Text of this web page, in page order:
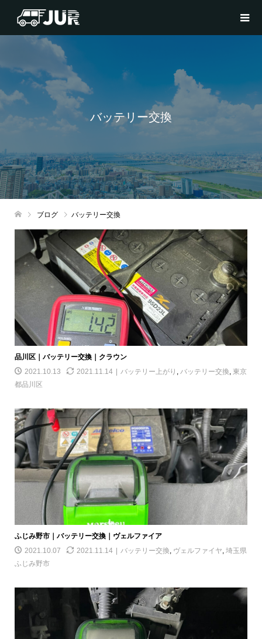
バッテリー交換
ブログ バッテリー交換
品川区｜バッテリー交換｜クラウン
2021.10.13
2021.11.14 バッテリー上がり , バッテリー交換, 東京
都品川区
ふじみ野市｜バッテリー交換｜ヴェルファイア
2021.10.07
2021.11.14 バッテリー交換, ヴェルファイヤ, 埼玉県
ふじみ野市